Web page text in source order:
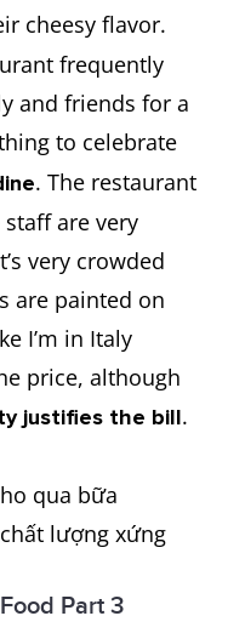
cheesy flavor.
frequently
and friends for a
to celebrate
. The restaurant
are very
very crowded
are painted on
I’m in Italy
price, although
justifies the bill.
qua bữa
lượng xứng
Part 3